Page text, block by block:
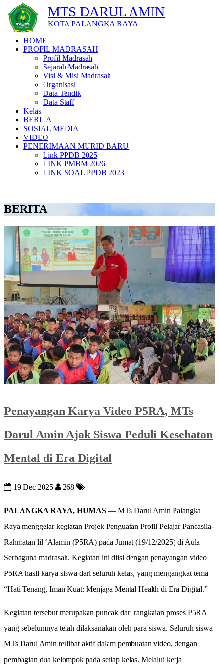
MTS DARUL AMIN
KOTA PALANGKA RAYA
HOME
PROFIL MADRASAH
Profil Madrasah
Sejarah Madrasah
Visi & Misi Madrasah
Organisasi
Data Tendik
Data Staff
Kelas
BERITA
SOSIAL MEDIA
VIDEO
PENERIMAAN MURID BARU
Link PPDB 2025
LINK PMBM 2026
LINK SOAL PPDB 2023
BERITA
Penayangan Karya Video P5RA, MTs
Darul Amin Ajak Siswa Peduli Kesehatan
Mental di Era Digital
19 Dec 2025 268
PALANGKA RAYA, HUMAS — MTs Darul Amin Palangka
Raya menggelar kegiatan Projek Penguatan Profil Pelajar Pancasila-
Rahmatan lil ‘Alamin (P5RA) pada Jumat (19/12/2025) di Aula
Serbaguna madrasah. Kegiatan ini diisi dengan penayangan video
P5RA hasil karya siswa dari seluruh kelas, yang mengangkat tema
“Hati Tenang, Iman Kuat: Menjaga Mental Health di Era Digital.”
Kegiatan tersebut merupakan puncak dari rangkaian proses P5RA
yang sebelumnya telah dilaksanakan oleh para siswa. Seluruh siswa
MTs Darul Amin terlibat aktif dalam pembuatan video, dengan
pembagian dua kelompok pada setiap kelas. Melalui kerja